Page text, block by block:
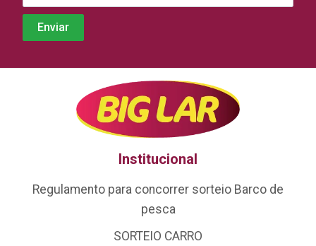
Institucional
Regulamento para concorrer sorteio Barco de
pesca
SORTEIO CARRO